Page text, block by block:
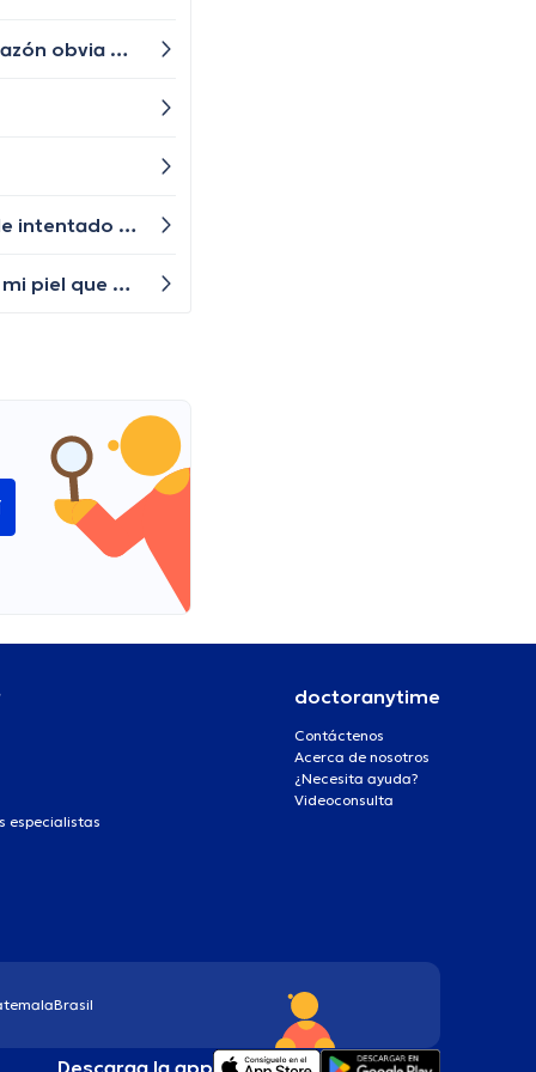
He estado experimentando dolores abdominales inexplicables y persistentes. No puedo identificar ninguna razón obvia para esto. ¿Existen condiciones o enfermedades relacionadas con estos síntomas que debería considerar?
¿Qué tipo de medicamentos o tratamientos son efectivos para tratar las úlceras genitales por candidiasis? He intentado usar algunas cremas y ungüentos, pero no parecen estar funcionando.
¿Qué tipos de señales en la piel podrían indicar que hay algo más serio sucediendo? Hay algunas manchas en mi piel que no me molestan pero que han estado allí por un tiempo, ¿debería hacer algo al respecto?
especialistas
doctoranytime
Contáctenos
Acerca de nosotros
¿Necesita ayuda?
Videoconsulta
Brasil